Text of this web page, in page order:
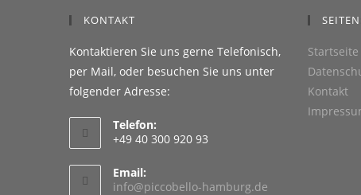
KONTAKT
Kontaktieren Sie uns gerne Telefonisch,
per Mail, oder besuchen Sie uns unter
folgender Adresse:
Telefon:
+49 40 300 920 93
Email:
info@piccobello-hamburg.de
Startseite
Kontakt